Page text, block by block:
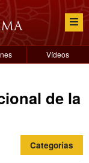
Vídeos
de la
Categorías